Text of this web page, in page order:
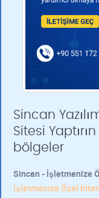
Sincan
Sitesi
bölgeler
Sincan - İşletmenize
İşletmenize Özel